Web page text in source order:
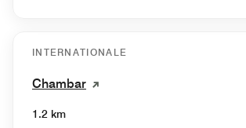
INTERNATIONALE
Chambar
1.2 km